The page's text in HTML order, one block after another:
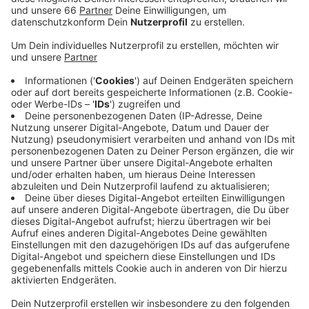
von der Kirche entfernt werden müssen. Sie
drohten vom Turm zu fallen. Der Wind hatte den
dass die Feuerwehr zunächst den Bereich rund um
Veröffentlicht:Samstag, 13.03.2021 06:26
Anzeige
Nach eine Prüfung der Höhenretter war klar: Kreuz und
Hahn müssen vom Dach. Experten waren daraufhin gut
sechs Stunden damit beschäftigt, beides vom
Turmdach zu entfernen. Jetzt müssen sich
Spezialisten den Turm anschauen. Die werden ihn dann
einrüsten. Man geht bei der Kirche davon aus, dass die
Prüf- und Sanierungsarbeiten Wochen, wenn nicht
Monate dauern könnten. Erst am Ende kann dann das